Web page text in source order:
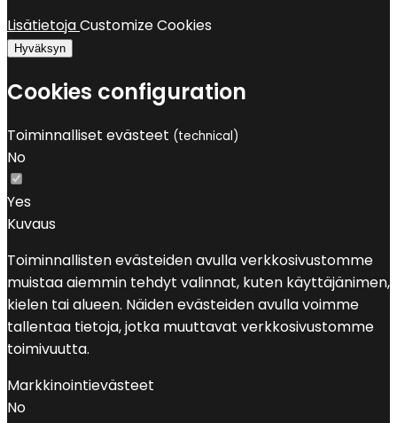
LisätietojaCustomize Cookies
Hyväksyn
Cookies configuration
Toiminnalliset evästeet (technical)
No
Yes
Kuvaus
Toiminnallisten evästeiden avulla verkkosivustomme
muistaa aiemmin tehdyt valinnat, kuten käyttäjänimen,
kielen tai alueen. Näiden evästeiden avulla voimme
tallentaa tietoja, jotka muuttavat verkkosivustomme
toimivuutta.
Markkinointievästeet
No